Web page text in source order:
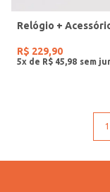
R$ 229,90
5x de R$ 45 98
1